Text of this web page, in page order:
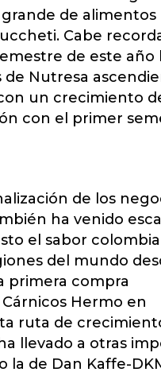
de alimentos
Cabe
de este año
Nutresa
un crecimiento
con el primer
de los
ha venido
el sabor
del mundo
primera compra
Hermo en
ruta de
llevado a otras
la de Dan Kaffe-